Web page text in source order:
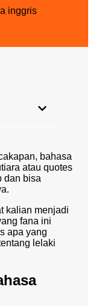
bahasa
atau quotes
dan bisa
kalian menjadi
fana ini
apa yang
lelaki